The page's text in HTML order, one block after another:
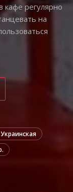
кафе регулярно
на
Украинская